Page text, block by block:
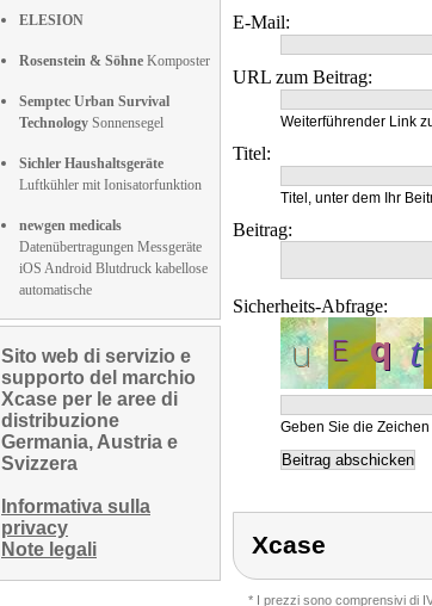
ELESION
Rosenstein & Söhne Komposter
Semptec Urban Survival
Technology Sonnensegel
Sichler Haushaltsgeräte
Luftkühler mit Ionisatorfunktion
newgen medicals
Datenübertragungen Messgeräte
iOS Android Blutdruck kabellose
automatische
Sito web di servizio e
supporto del marchio
Xcase per le aree di
distribuzione
Germania, Austria e
Svizzera
Informativa sulla
privacy
Note legali
E-Mail:
URL zum Beitrag:
Weiterführender Link
Titel:
Titel, unter dem Ihr
Beitrag:
Sicherheits-Abfrage:
Geben Sie die
Xcase
* I prezzi sono comprensivi di